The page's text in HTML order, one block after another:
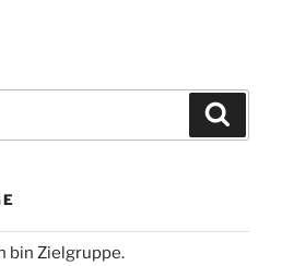
bin Zielgruppe.